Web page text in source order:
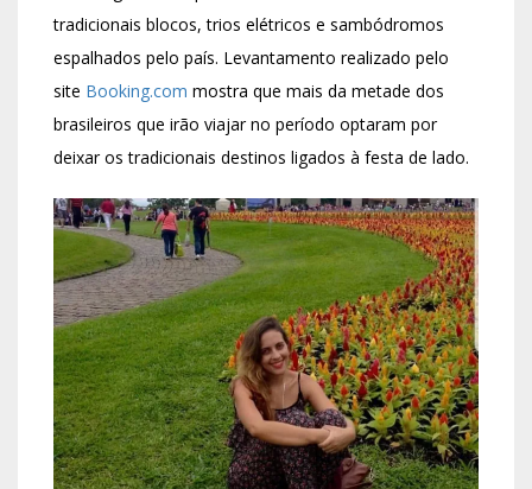
tradicionais blocos, trios elétricos e sambódromos
espalhados pelo país. Levantamento realizado pelo
site Booking.com mostra que mais da metade dos
brasileiros que irão viajar no período optaram por
deixar os tradicionais destinos ligados à festa de lado.